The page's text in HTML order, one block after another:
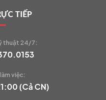
TIẾP
thuật 24/7:
việc:
(Cả CN)